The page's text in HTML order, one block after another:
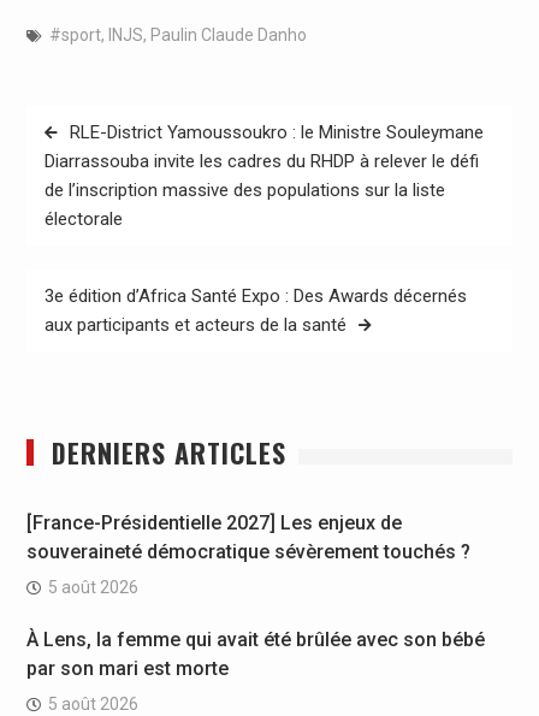
#sport, INJS, Paulin Claude Danho
Navigation
de
l’article
RLE-District Yamoussoukro : le Ministre Souleymane
Diarrassouba invite les cadres du RHDP à relever le défi
de l’inscription massive des populations sur la liste
électorale
3e édition d’Africa Santé Expo : Des Awards décernés
aux participants et acteurs de la santé
DERNIERS ARTICLES
[France-Présidentielle 2027] Les enjeux de
souveraineté démocratique sévèrement touchés ?
5 août 2026
À Lens, la femme qui avait été brûlée avec son bébé
par son mari est morte
5 août 2026